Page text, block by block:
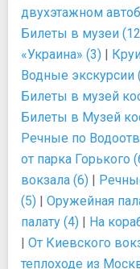
двухэтажном
Билеты в музеи
«Украина» (3) |
Водные экскурсии
Билеты в музей
Билеты в Музей
Речные по
от парка Горького
вокзала (6) |
(5) | Оружейная
палату (4) | На
| От Киевского
теплоходе из